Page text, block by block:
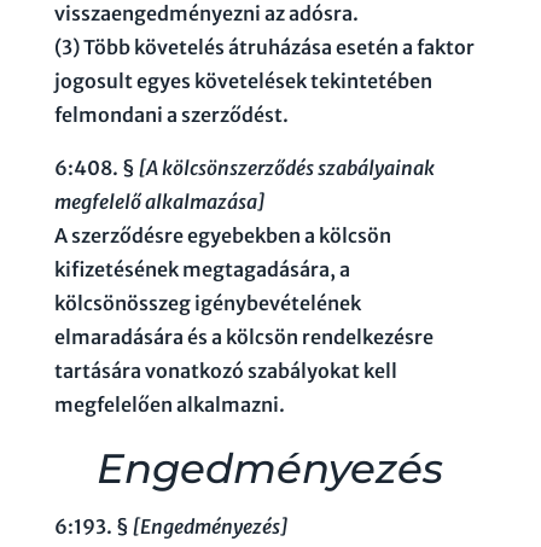
visszaengedményezni az adósra.
(3) Több követelés átruházása esetén a faktor
jogosult egyes követelések tekintetében
felmondani a szerződést.
6:408. § [A kölcsönszerződés szabályainak
megfelelő alkalmazása]
A szerződésre egyebekben a kölcsön
kifizetésének megtagadására, a
kölcsönösszeg igénybevételének
elmaradására és a kölcsön rendelkezésre
tartására vonatkozó szabályokat kell
megfelelően alkalmazni.
Engedményezés
6:193. § [Engedményezés]